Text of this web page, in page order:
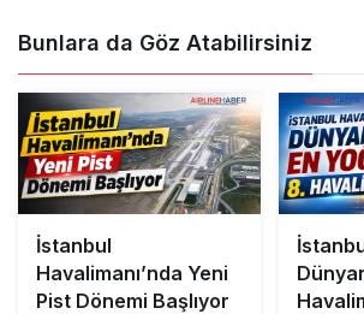
Bunlara da Göz Atabilirsiniz
İstanbul
Havalimanı’nda Yeni
Pist Dönemi Başlıyor